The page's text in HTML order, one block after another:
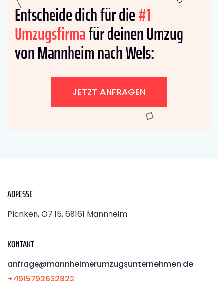
Entscheide dich für die#1
Umzugsfirmafür deinen Umzug
von Mannheim nach Wels:
JETZT ANFRAGEN
ADRESSE
Planken, O7 15, 68161 Mannheim
KONTAKT
anfrage@mannheimerumzugsunternehmen.de
+4915792632822